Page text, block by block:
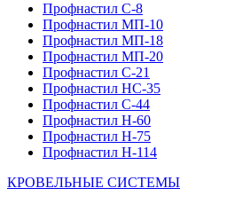
Профнастил С-8
Профнастил МП-10
Профнастил МП-18
Профнастил МП-20
Профнастил С-21
Профнастил НС-35
Профнастил С-44
Профнастил Н-60
Профнастил Н-75
Профнастил Н-114
КРОВЕЛЬНЫЕ СИСТЕМЫ